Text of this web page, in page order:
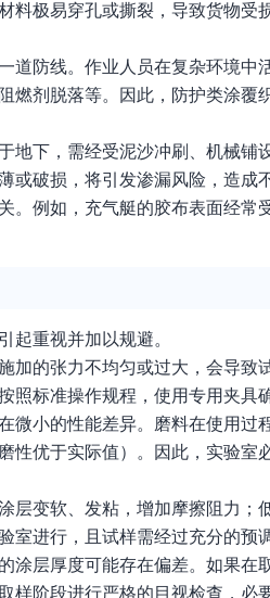
料极易穿孔或撕裂，导致货物受
道防线。作业人员在复杂环境中
燃剂脱落等。因此，防护类涂覆
地下，需经受泥沙冲刷、机械铺
破损，将引发渗漏风险，造成
。例如，充气艇的胶布表面经常
起重视并加以规避。
加的张力不均匀或过大，会导致
标准操作规程，使用专用夹具
微小的性能差异。磨料在使用过
优于实际值）。因此，实验室
层变软、发粘，增加摩擦阻力；
进行，且试样需经过充分的预
涂层厚度可能存在偏差。如果在
样阶段进行严格的目视检查，必